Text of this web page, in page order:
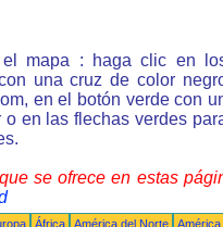
el mapa : haga clic en
una cruz de color
en el botón verde con
en las flechas verdes
se ofrece en estas
África América del Norte